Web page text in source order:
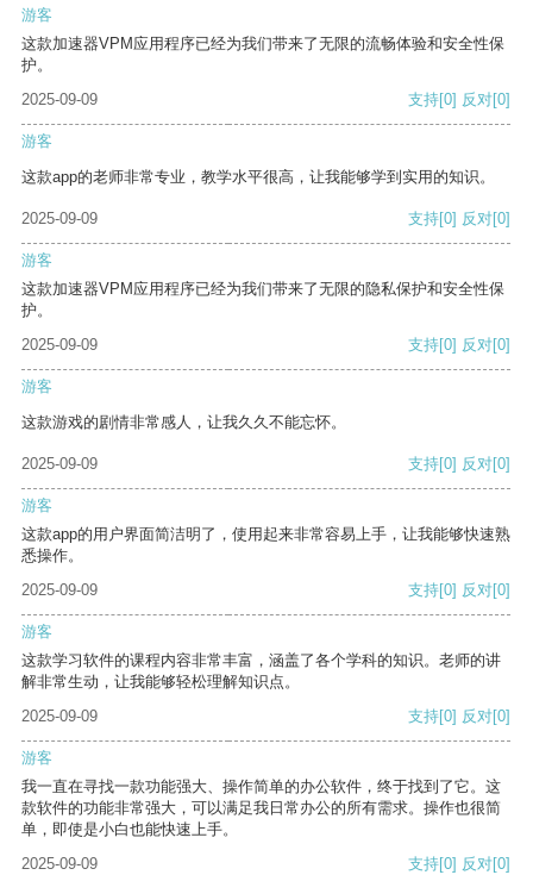
游客
这款加速器VPM应用程序已经为我们带来了无限的流畅体验和安全性保
护。
2025-09-09
支持[0] 反对[0]
游客
这款app的老师非常专业，教学水平很高，让我能够学到实用的知识。
2025-09-09 支持[0] 反对[0]
游客
这款加速器VPM应用程序已经为我们带来了无限的隐私保护和安全性保
护。
2025-09-09
支持[0] 反对[0]
游客
这款游戏的剧情非常感人，让我久久不能忘怀。
2025-09-09 支持[0] 反对[0]
游客
这款app的用户界面简洁明了，使用起来非常容易上手，让我能够快速熟
悉操作。
2025-09-09
支持[0] 反对[0]
游客
这款学习软件的课程内容非常丰富，涵盖了各个学科的知识。老师的讲
解非常生动，让我能够轻松理解知识点。
2025-09-09
支持[0] 反对[0]
游客
我一直在寻找一款功能强大、操作简单的办公软件，终于找到了它。这
款软件的功能非常强大，可以满足我日常办公的所有需求。操作也很简
单，即使是小白也能快速上手。
2025-09-09
支持[0] 反对[0]